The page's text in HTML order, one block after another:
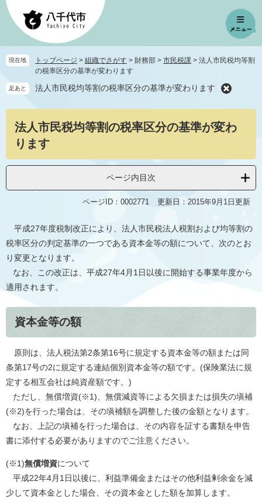
ペ
先
頭
す
メ
を
飛
し
現在地 トップページ > 組織でさがす > 財務部 > 市民税課 > 法人市民税均等割
の税率区分の基準が変わります
足あと 法人市民税均等割の税率区分の基準が変わります
法人市民税均等割の税率区分の基準が変わ
ります
ページ内目次
ページID：0002771 更新日：2015年9月1日更新
平成27年度税制改正により、法人市民税法人税割および均等割の
税率区分の判定基準の一つである資本金等の額について、次のとお
り変更となります。
なお、この改正は、平成27年4月1日以後に開始する事業年度から
適用されます。
資本金等の額
原則は、法人税法第2条第16号に規定する資本金等の額または同
条第17号の2に規定する連結個別資本金等の額です。(保険業法に規
定する相互会社は純資産額です。)
ただし、無償増資(※1)、無償減資等による欠損または損失の塡補
(※2)を行った場合は、その塡補額を調整した後の金額となります。
なお、上記の塡補を行った場合は、その内容を証する書類を申告
書に添付する必要がありますのでご注意ください。
(※1)無償増資について
平成22年4月1日以後に、利益準備金またはその他利益剰余金を減
少して資本金とした場合、その資本金とした額を加算します。